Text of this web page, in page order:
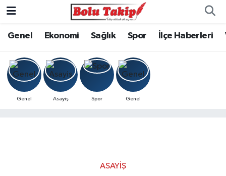
Genel Ekonomi Sağlık Spor İlçe Haberleri
Genel Asayiş Spor Genel
ASAYIŞ